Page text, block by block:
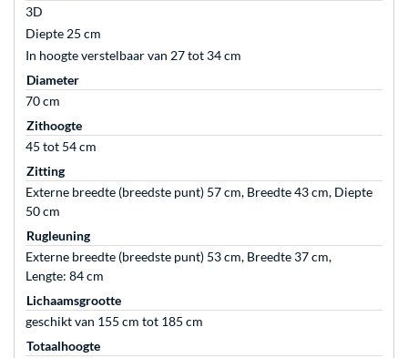
3D
Diepte 25 cm
In hoogte verstelbaar van 27 tot 34 cm
Diameter
70 cm
Zithoogte
45 tot 54 cm
Zitting
Externe breedte (breedste punt) 57 cm, Breedte 43 cm, Diepte
50 cm
Rugleuning
Externe breedte (breedste punt) 53 cm, Breedte 37 cm,
Lengte: 84 cm
Lichaamsgrootte
geschikt van 155 cm tot 185 cm
Totaalhoogte